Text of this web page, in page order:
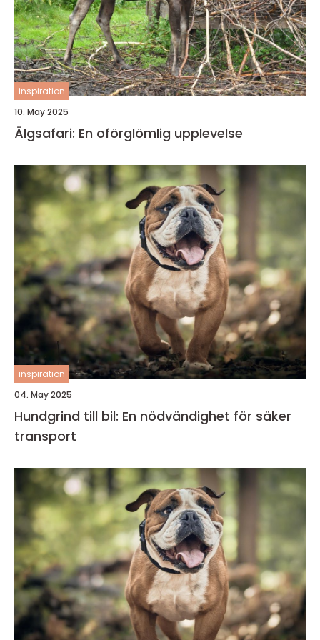
inspiration
10. May 2025
Älgsafari: En oförglömlig upplevelse
inspiration
04. May 2025
Hundgrind till bil: En nödvändighet för säker
transport